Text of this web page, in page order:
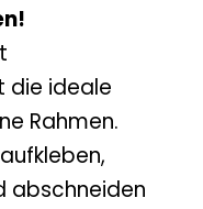
die ideale
Rahmen.
abschneiden